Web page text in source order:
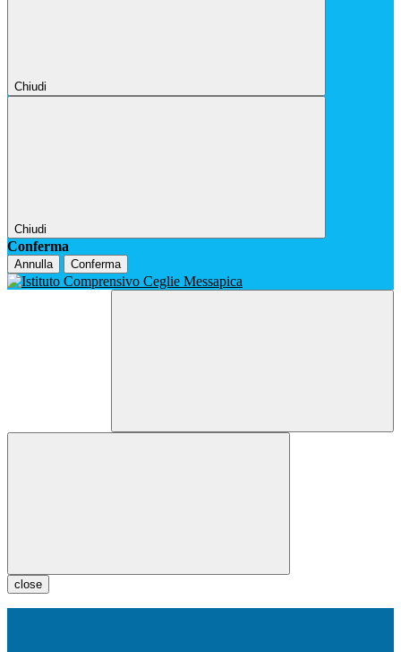
Chiudi
Chiudi
Conferma
Annulla Conferma
close